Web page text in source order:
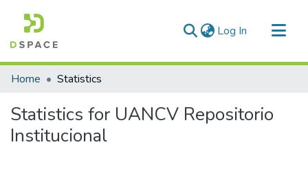
Log In (current)
Communities & Collections
Home Statistics
Statistics for UANCV Repositorio
Institucional